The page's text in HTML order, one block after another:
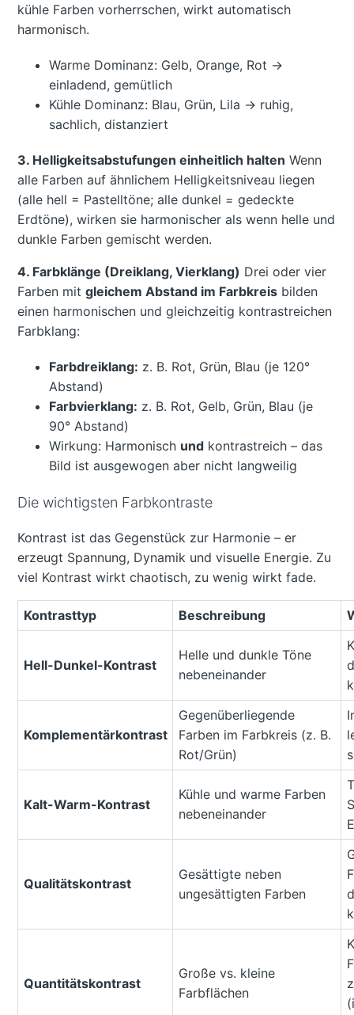
kühle Farben vorherrschen, wirkt automatisch
harmonisch.
Warme Dominanz: Gelb, Orange, Rot →
einladend, gemütlich
Kühle Dominanz: Blau, Grün, Lila → ruhig,
sachlich, distanziert
3. Helligkeitsabstufungen einheitlich halten Wenn
alle Farben auf ähnlichem Helligkeitsniveau liegen
(alle hell = Pastelltöne; alle dunkel = gedeckte
Erdtöne), wirken sie harmonischer als wenn helle und
dunkle Farben gemischt werden.
4. Farbklänge (Dreiklang, Vierklang) Drei oder vier
Farben mitgleichem Abstand im Farbkreis bilden
einen harmonischen und gleichzeitig kontrastreichen
Farbklang:
Farbdreiklang: z. B. Rot, Grün, Blau (je 120°
Abstand)
Farbvierklang: z. B. Rot, Gelb, Grün, Blau (je
90° Abstand)
Wirkung: Harmonisch und kontrastreich – das
Bild ist ausgewogen aber nicht langweilig
Die wichtigsten Farbkontraste
Kontrast ist das Gegenstück zur Harmonie – er
erzeugt Spannung, Dynamik und visuelle Energie. Zu
viel Kontrast wirkt chaotisch, zu wenig wirkt fade.
Kontrasttyp Beschreibung
Hell-Dunkel-Kontrast
Helle und dunkle Töne
nebeneinander
Komplementärkontrast
Gegenüberliegende
Farben im Farbkreis (z. B.
Rot/Grün)
Kalt-Warm-Kontrast
Kühle und warme Farben
nebeneinander
Qualitätskontrast
Gesättigte neben
ungesättigten Farben
Quantitätskontrast
Große vs. kleine
Farbflächen